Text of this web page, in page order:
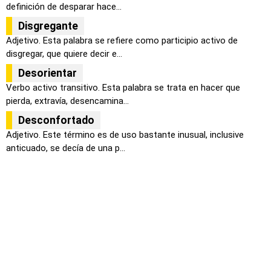
definición de desparar hace...
Disgregante
Adjetivo. Esta palabra se refiere como participio activo de
disgregar, que quiere decir e...
Desorientar
Verbo activo transitivo. Esta palabra se trata en hacer que
pierda, extravía, desencamina...
Desconfortado
Adjetivo. Este término es de uso bastante inusual, inclusive
anticuado, se decía de una p...